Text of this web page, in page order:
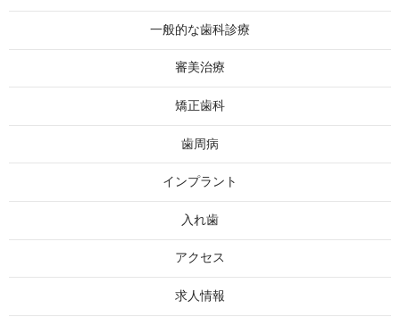
一般的な歯科診療
審美治療
矯正歯科
歯周病
インプラント
入れ歯
アクセス
求人情報